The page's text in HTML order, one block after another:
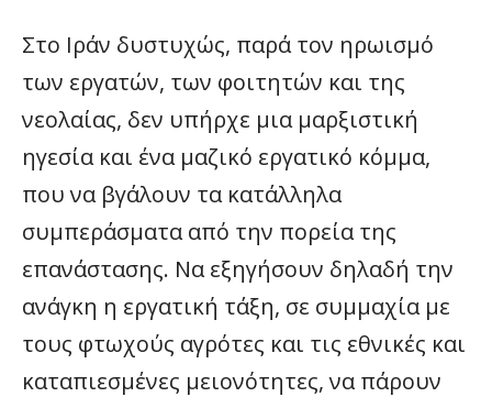
Στο Ιράν δυστυχώς, παρά τον ηρωισμό
των εργατών, των φοιτητών και της
νεολαίας, δεν υπήρχε μια μαρξιστική
ηγεσία και ένα μαζικό εργατικό κόμμα,
που να βγάλουν τα κατάλληλα
συμπεράσματα από την πορεία της
επανάστασης. Να εξηγήσουν δηλαδή την
ανάγκη η εργατική τάξη, σε συμμαχία με
τους φτωχούς αγρότες και τις εθνικές και
καταπιεσμένες μειονότητες, να πάρουν